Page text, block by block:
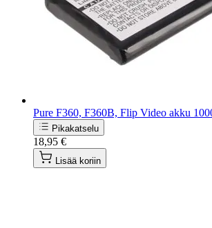
Pure F360, F360B, Flip Video akku
Pikakatselu
18,95 €
Lisää koriin